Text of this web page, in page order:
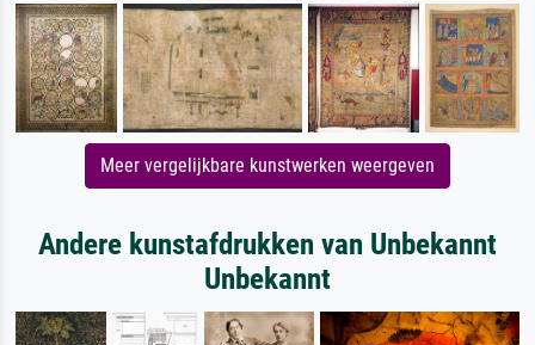
Meer vergelijkbare kunstwerken weergeven
Andere kunstafdrukken van Unbekannt
Unbekannt